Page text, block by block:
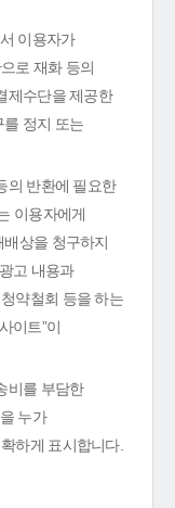
이용자가
로 재화 등의
제수단을 제공한
정지 또는
의 반환에 필요한
이용자에게
상을 청구하지
고 내용과
약철회 등을 하는
이트”이
비를 부담한
누가
하게 표시합니다.